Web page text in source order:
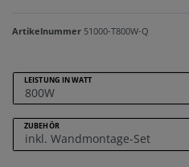
Artikelnummer 51000-T800W-Q
LEISTUNG IN WATT
ZUBEHÖR